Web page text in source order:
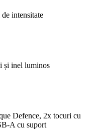
intensitate
și inel luminos
Defence, 2x tocuri cu
A cu suport